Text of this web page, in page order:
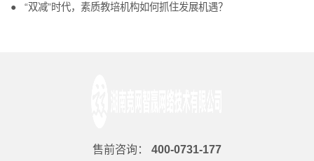
“双减”时代，素质教培机构如何抓住发展机遇？
售前咨询：
400-0731-177